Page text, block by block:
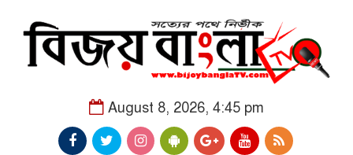
August 8, 2026, 4:45 pm